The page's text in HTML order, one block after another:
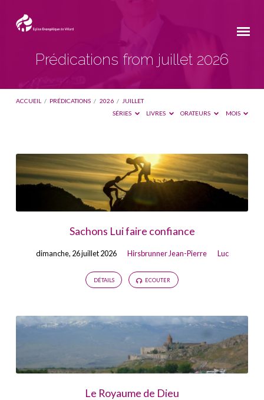
Prédications from juillet 2026
ACCUEIL / PRÉDICATIONS / 2026 / JUILLET
SÉRIES
LIVRES ORATEURS MOIS
Prédications
from
juillet
2026
Sachons Lui faire confiance
dimanche, 26 juillet 2026 Hirsbrunner Jean-Pierre Luc
DÉTAILS ECOUTER
Le Royaume de Dieu